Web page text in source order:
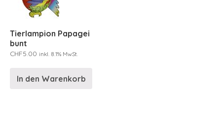
Tierlampion Papagei
bunt
CHF5.00 inkl. 8.1% MwSt.
In den Warenkorb